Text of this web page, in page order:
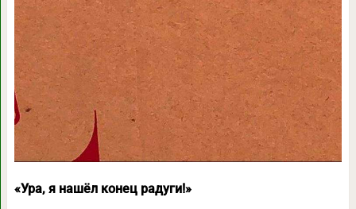
«Ура, я нашёл конец радуги!»